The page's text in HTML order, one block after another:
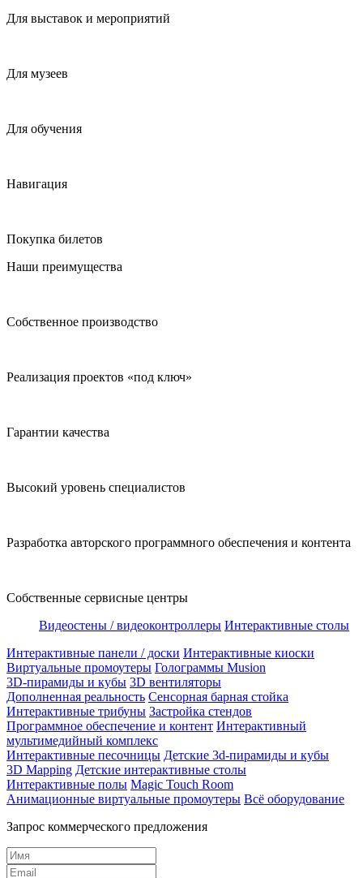
Для выставок и мероприятий
Для музеев
Для обучения
Навигация
Покупка билетов
Наши преимущества
Собственное производство
Реализация проектов «под ключ»
Гарантии качества
Высокий уровень специалистов
Разработка авторского программного обеспечения и контента
Собственные сервисные центры
Видеостены / видеоконтроллеры Интерактивные столы
Интерактивные панели / доски Интерактивные киоски
Виртуальные промоутеры Голограммы Musion
3D-пирамиды и кубы 3D вентиляторы
Дополненная реальность Сенсорная барная стойка
Интерактивные трибуны Застройка стендов
Программное обеспечение и контент Интерактивный
мультимедийный комплекс
Интерактивные песочницы Детские 3d-пирамиды и кубы
3D Mapping Детские интерактивные столы
Интерактивные полы Magic Touch Room
Анимационные виртуальные промоутеры Всё оборудование
Запрос коммерческого предложения